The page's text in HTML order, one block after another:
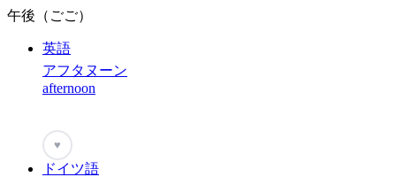
午後（ごご）
英語
アフタヌーン
afternoon
♥
ドイツ語